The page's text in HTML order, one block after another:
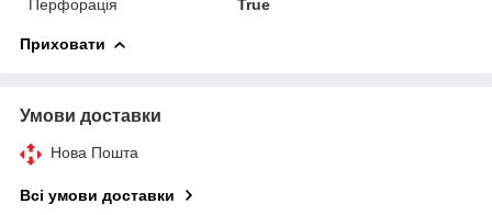
Перфорація
True
Приховати
Умови доставки
Нова Пошта
Всі умови доставки